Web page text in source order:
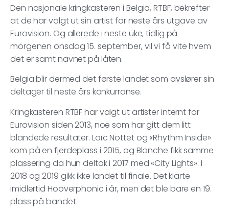
Den nasjonale kringkasteren i Belgia, RTBF, bekrefter
at de har valgt ut sin artist for neste års utgave av
Eurovision. Og allerede i neste uke, tidlig på
morgenen onsdag 15. september, vil vi få vite hvem
det er samt navnet på låten.
Belgia blir dermed det første landet som avslører sin
deltager til neste års konkurranse.
Kringkasteren RTBF har valgt ut artister internt for
Eurovision siden 2013, noe som har gitt dem litt
blandede resultater. Loïc Nottet og «Rhythm Inside»
kom på en fjerdeplass i 2015, og Blanche fikk samme
plassering da hun deltok i 2017 med «City Lights». I
2018 og 2019 gikk ikke landet til finale. Det klarte
imidlertid Hooverphonic i år, men det ble bare en 19.
plass på bandet.